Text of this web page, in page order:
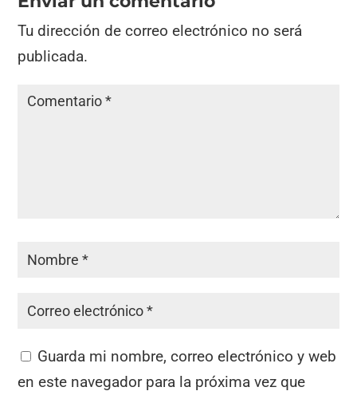
Tu dirección de correo electrónico no será
publicada.
Guarda mi nombre, correo electrónico y web
en este navegador para la próxima vez que